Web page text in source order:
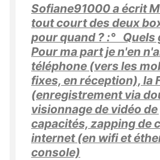
Sofiane91000 a écrit
tout court des deux
pour quand ? :° Quels
Pour ma part je n'en
téléphone (vers les
fixes, en réception), la
(enregistrement via
visionnage de vidéo
capacités, zapping de
internet (en wifi et
console)